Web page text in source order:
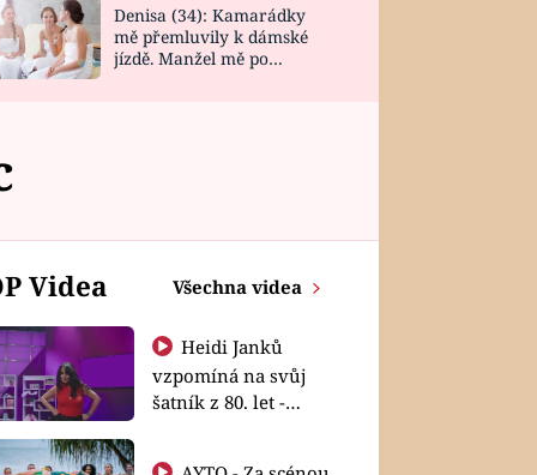
Denisa (34): Kamarádky
mě přemluvily k dámské
jízdě. Manžel mě po
Videa Všechna videa
Heidi Janků
vzpomíná na svůj
šatník z 80. let -